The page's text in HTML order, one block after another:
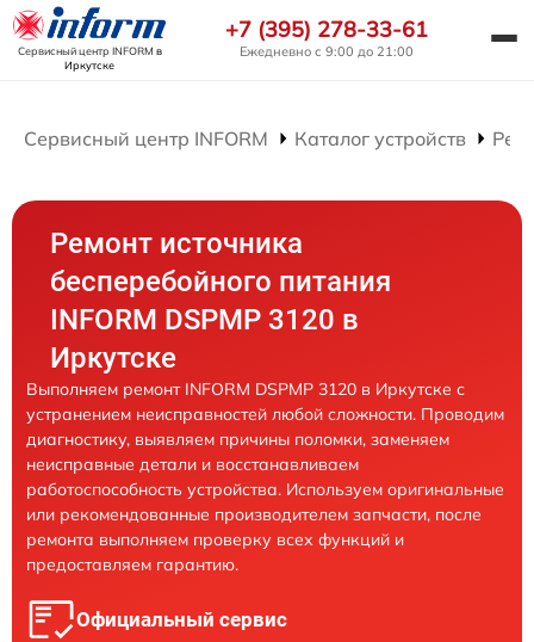
Сервисный центр INFORM в
Иркутске
+7 (395) 278-33-61
Ежедневно с 9:00 до 21:00
Сервисный центр INFORM Каталог устройств
Ремонт источника
бесперебойного питания
INFORM DSPMP 3120 в
Иркутске
Выполняем ремонт INFORM DSPMP 3120 в Иркутске с
устранением неисправностей любой сложности. Проводим
диагностику, выявляем причины поломки, заменяем
неисправные детали и восстанавливаем
работоспособность устройства. Используем оригинальные
или рекомендованные производителем запчасти, после
ремонта выполняем проверку всех функций и
предоставляем гарантию.
Официальный сервис